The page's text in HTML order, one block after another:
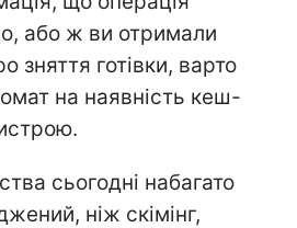
або ж ви отримали
зняття готівки, варто
на наявність кеш-
сьогодні набагато
ніж скімінг,